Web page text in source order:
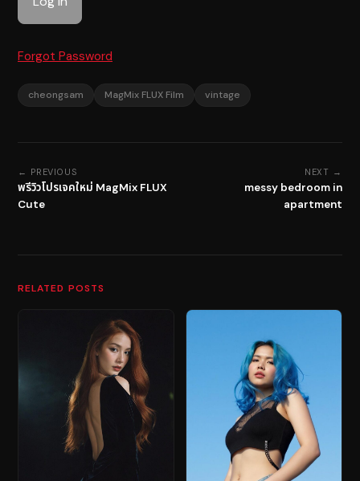
Forgot Password
cheongsam MagMix FLUX Film vintage
← PREVIOUS
พรีวิวโปรเจคใหม่ MagMix FLUX
Cute
NEXT →
messy bedroom in
apartment
RELATED POSTS